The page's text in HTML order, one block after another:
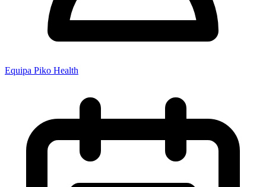
Equipa Piko Health